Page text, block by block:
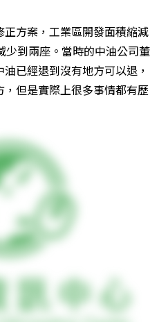
方案，工業區開發面積縮減
少到兩座。當時的中油公司董
已經退到沒有地方可以退，
但是實際上很多事情都有歷